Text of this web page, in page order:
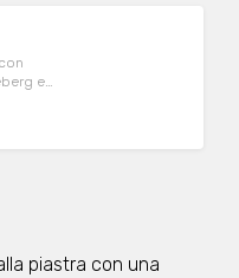
e
piastra con una